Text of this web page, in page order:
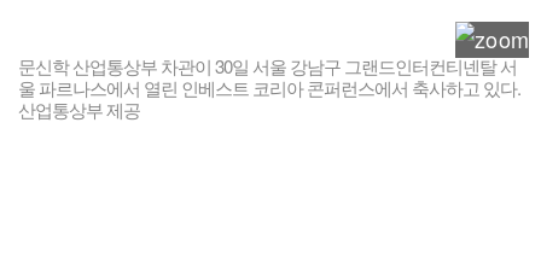
문신학 산업통상부 차관이 30일 서울 강남구 그랜드인터컨티넨탈 서
울 파르나스에서 열린 인베스트 코리아 콘퍼런스에서 축사하고 있다.
산업통상부 제공